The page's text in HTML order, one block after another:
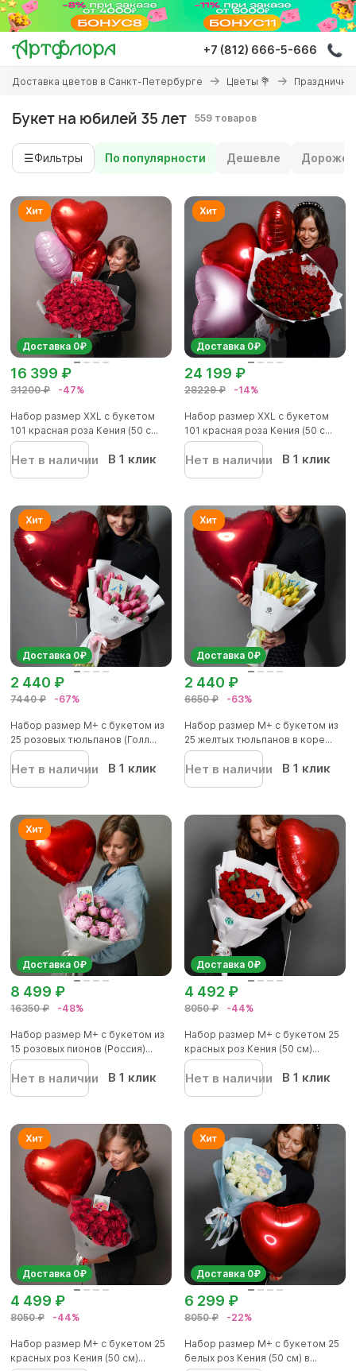
Перейти
основному
содержанию
+7 (812) 666-5-666
Вы
здесь
Доставка цветов в Санкт-Петербурге Цветы 💐
Букет на юбилей 35 лет 559 товаров
☰Фильтры По популярности Дешевле Дороже
Доставка 0₽
31200 ₽ -47%
16 399 ₽
Набор размер ХХL с букетом
101 красная роза Кения (50 с...
Нет в наличии В 1 клик
Доставка 0₽
28229 ₽ -14%
24 199 ₽
Набор размер ХХL с букетом
101 красная роза Кения (50 с...
Нет в наличии В 1 клик
Доставка 0₽
7440 ₽ -67%
2 440 ₽
Набор размер М+ с букетом из
25 розовых тюльпанов (Голл...
Нет в наличии В 1 клик
Доставка 0₽
6650 ₽ -63%
2 440 ₽
Набор размер М+ с букетом из
25 желтых тюльпанов в коре...
Нет в наличии В 1 клик
Доставка 0₽
16350 ₽ -48%
8 499 ₽
Набор размер М+ с букетом из
15 розовых пионов (Россия)...
Нет в наличии В 1 клик
Доставка 0₽
8050 ₽ -44%
4 492 ₽
Набор размер М+ с букетом 25
красных роз Кения (50 см)...
Нет в наличии В 1 клик
Доставка 0₽
8050 ₽ -44%
4 499 ₽
Набор размер М+ с букетом 25
красных роз Кения (50 см)...
Доставка 0₽
8050 ₽ -22%
6 299 ₽
Набор размер М+ с букетом 25
белых роз Кения (50 см) в...